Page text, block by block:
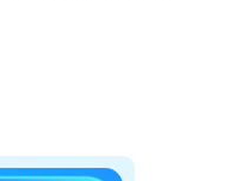
thoại 2
động,